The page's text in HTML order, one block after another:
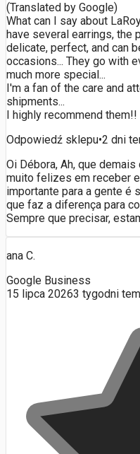
(Translated by Google)
What can I say about
have several earrings, the
delicate, perfect, and can
occasions... They go with
much more special...
I'm a fan of the care and
shipments...
I highly recommend them!!
Odpowiedź sklepu•2 dni
Oi Débora, Ah, que
muito felizes em receber
importante para a gente é
que faz a diferença para
Sempre que precisar,
ana C.
Google Business
15 lipca 20263 tygodni